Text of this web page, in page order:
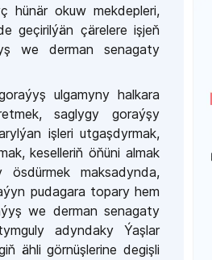
hünär okuw mekdepleri,
geçirilýän çärelere işjeň
we derman senagaty
ulgamyny halkara
saglygy goraýşy
işleri utgaşdyrmak,
keselleriň öňüni almak
maksadynda,
pudagara topary hem
we derman senagaty
adyndaky Ýaşlar
ähli görnüşlerine degişli